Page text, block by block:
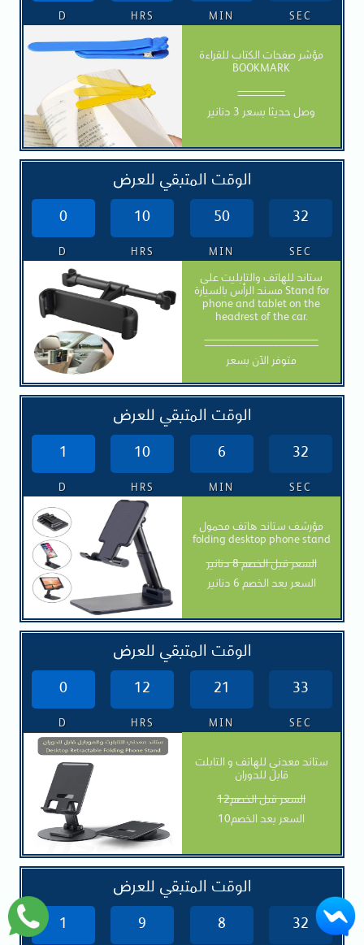
D HRS MIN SEC
مؤشر صفحات الكتاب للقراءة
BOOKMARK
ـــــــــــــــــــــــــــــ
وصل حديثا بسعر 3 دنانير
الوقت المتبقي للعرض
0 10 50 30
D HRS MIN SEC
ستاند للهاتف والتابليت على
مسند الرأس بالسيارة Stand for
phone and tablet on the
headrest of the car.
____________________
متوفر الآن بسعر
الوقت المتبقي للعرض
1 10 6 30
D HRS MIN SEC
مؤرشف ستاند هاتف محمول
folding desktop phone stand
السعر قبل الخصم 8 دنانير
السعر بعد الخصم 6 دنانير
الوقت المتبقي للعرض
0 12 21 31
D HRS MIN SEC
ستاند معدني للهاتف و التابلت
قابل للدوران
السعر قبل الخصم12
السعر بعد الخصم10
الوقت المتبقي للعرض
1 9 8 30